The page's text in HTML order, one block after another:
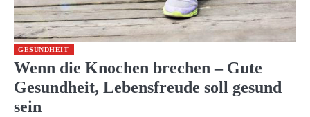
GESUNDHEIT
Wenn die Knochen brechen – Gute
Gesundheit, Lebensfreude soll gesund
sein